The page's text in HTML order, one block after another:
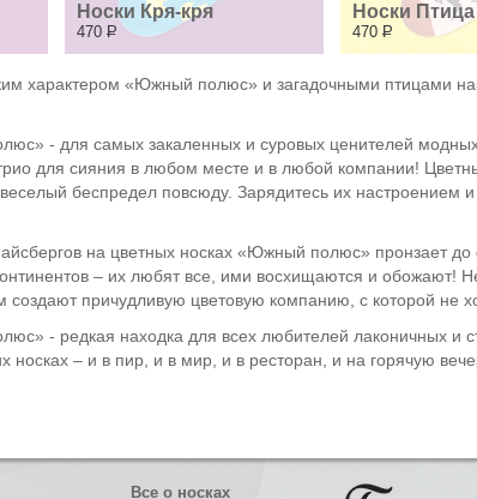
Носки Кря-кря
470 Р
Носки
470 Р
характером «Южный полюс» и загадочными птицами
- для самых закаленных и суровых ценителей
для сияния в любом месте и в любой компании!
беспредел повсюду. Зарядитесь их
на цветных носках «Южный полюс» пронзает
– их любят все, ими восхищаются и обожают!
причудливую цветовую компанию, с которой не
- редкая находка для всех любителей лаконичных и
носках – и в пир, и в мир, и в ресторан, и на горячую
Все о носках